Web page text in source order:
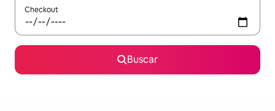
Checkout
Buscar